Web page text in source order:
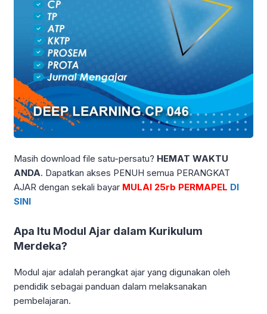
Masih download file satu-persatu? HEMAT WAKTU
ANDA. Dapatkan akses PENUH semua PERANGKAT
AJAR dengan sekali bayar MULAI 25rb PERMAPEL DI
SINI
Apa Itu Modul Ajar dalam Kurikulum
Merdeka?
Modul ajar adalah perangkat ajar yang digunakan oleh
pendidik sebagai panduan dalam melaksanakan
pembelajaran.